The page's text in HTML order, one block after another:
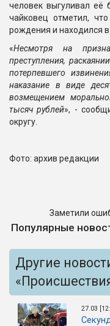
человек выгуливал её
чайковец отметил,
рождения и находился в
«Несмотря на
преступления,
потерпевшего
наказание в виде
возмещением
тысяч рублей», -
округу.
Фото: архив редакции
Заметили
Популярные
Другие
27.03